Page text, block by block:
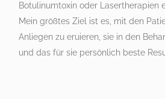
Botulinumtoxin oder Lasertherapien
Mein größtes Ziel ist es, mit den
Anliegen zu eruieren, sie in den
und das für sie persönlich beste